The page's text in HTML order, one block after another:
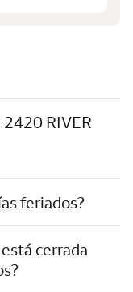
2420 RIVER
feriados?
cerrada